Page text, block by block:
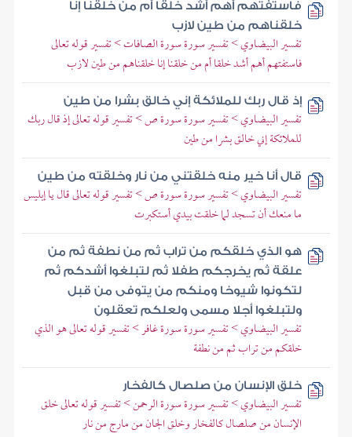
فاستفتهم أهم أشد خلقا أم من خلقنا إنا
خلقناهم من طين لازب
تفسير البيضاوي > تفسير سورة سورة الصافات > تفسير قوله تعالى
فاستفتهم أهم أشد خلقا أم من خلقنا إنا خلقناهم من طين لازب
إذ قال ربك للملائكة إني خالق بشرا من طين
تفسير البيضاوي > تفسير سورة سورة ص > تفسير قوله تعالى إذ قال ربك
للملائكة إني خالق بشرا من طين
قال أنا خير منه خلقتني من نار وخلقته من طين
تفسير البيضاوي > تفسير سورة سورة ص > تفسير قوله تعالى قال يا إبليس
ما منعك أن تسجد لما خلقت بيدي أستكبرت
هو الذي خلقكم من تراب ثم من نطفة ثم من
علقة ثم يخرجكم طفلا ثم لتبلغوا أشدكم ثم
لتكونوا شيوخا ومنكم من يتوفى من قبل
ولتبلغوا أجلا مسمى ولعلكم تعقلون
تفسير البيضاوي > تفسير سورة سورة غافر > تفسير قوله تعالى هو الذي
خلقكم من تراب ثم من نطفة
خلق الإنسان من صلصال كالفخار
تفسير البيضاوي > تفسير سورة سورة الرحمن > تفسير قوله تعالى خلق
الإنسان من صلصال كالفخار وخلق الجان من مارج من نار